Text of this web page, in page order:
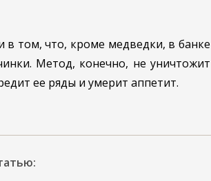
том, что, кроме медведки, в банке
Метод, конечно, не уничтожит
ее ряды и умерит аппетит.